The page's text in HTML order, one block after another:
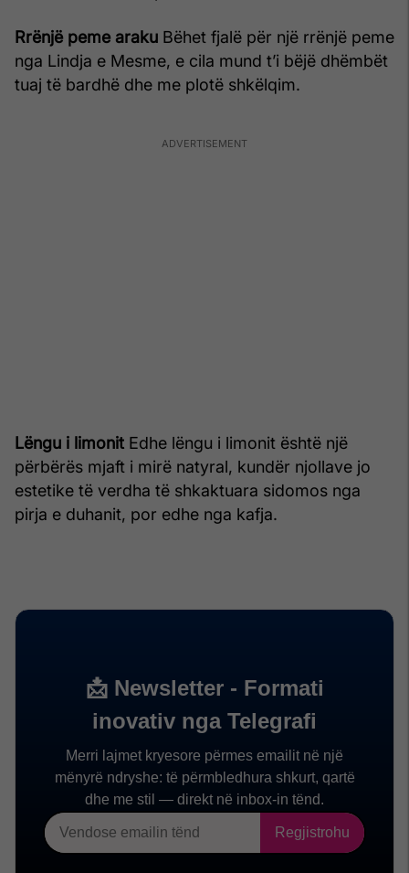
Rrënjë peme araku Bëhet fjalë për një rrënjë peme
nga Lindja e Mesme, e cila mund t’i bëjë dhëmbët
tuaj të bardhë dhe me plotë shkëlqim.
Lëngu i limonit Edhe lëngu i limonit është një
përbërës mjaft i mirë natyral, kundër njollave jo
estetike të verdha të shkaktuara sidomos nga
pirja e duhanit, por edhe nga kafja.